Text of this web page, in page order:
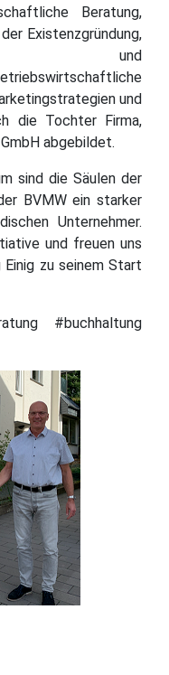
Beratung,
Existenzgründung,
und
und
die Tochter Firma,
abgebildet.
sind die Säulen der
BVMW ein starker
Unternehmer.
und freuen uns
zu seinem Start
#buchhaltung